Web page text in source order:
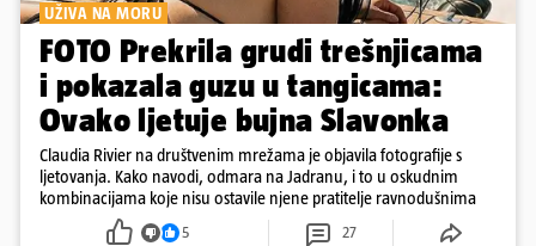
UŽIVA NA MORU
FOTO Prekrila grudi trešnjicama
i pokazala guzu u tangicama:
Ovako ljetuje bujna Slavonka
Claudia Rivier na društvenim mrežama je objavila fotografije s
ljetovanja. Kako navodi, odmara na Jadranu, i to u oskudnim
kombinacijama koje nisu ostavile njene pratitelje ravnodušnima
5 27